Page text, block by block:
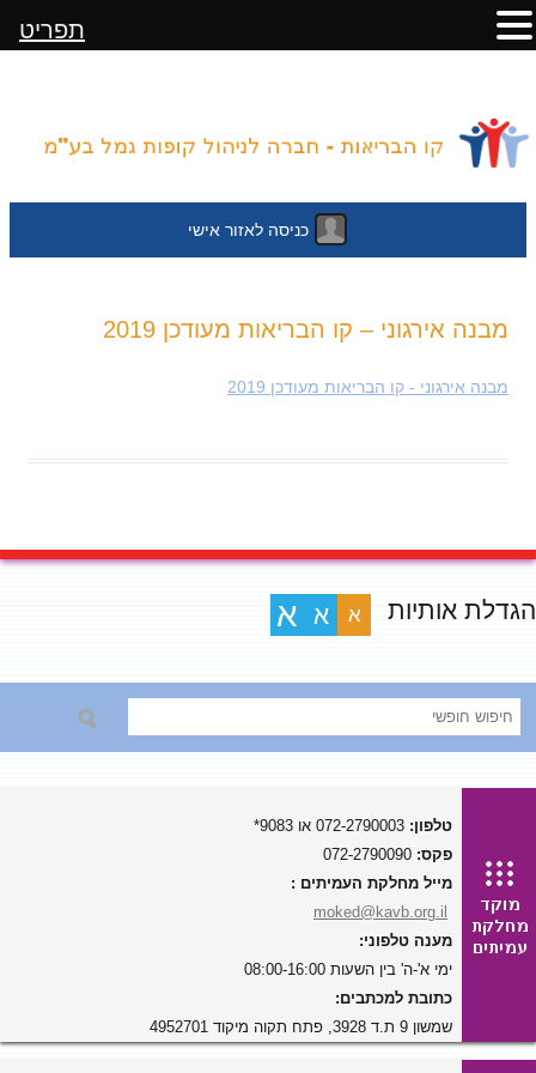
כניסה לאזור אישי
לתוכן
מבנה אירגוני – קו הבריאות מעודכן 2019
מבנה אירגוני - קו הבריאות מעודכן 2019
הגדלת אותיות א א א
טלפון:
פקס:
מייל מחלקת העמיתים :
moked@kavb.org.il
מענה טלפוני:
ימי א'-ה' בין השעות 08:00-16:00
כתובת למכתבים:
שמשון 9 ת.ד 3928, פתח תקוה מיקוד 4952701
תפריט